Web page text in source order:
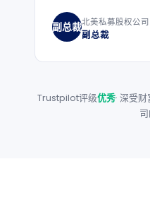
副总裁北美私募股权公司
副总裁
Trustpilot评级优秀· 深受